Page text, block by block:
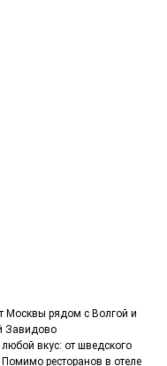
Москвы рядом с Волгой и
Завидово
вкус: от шведского
ресторанов в отеле